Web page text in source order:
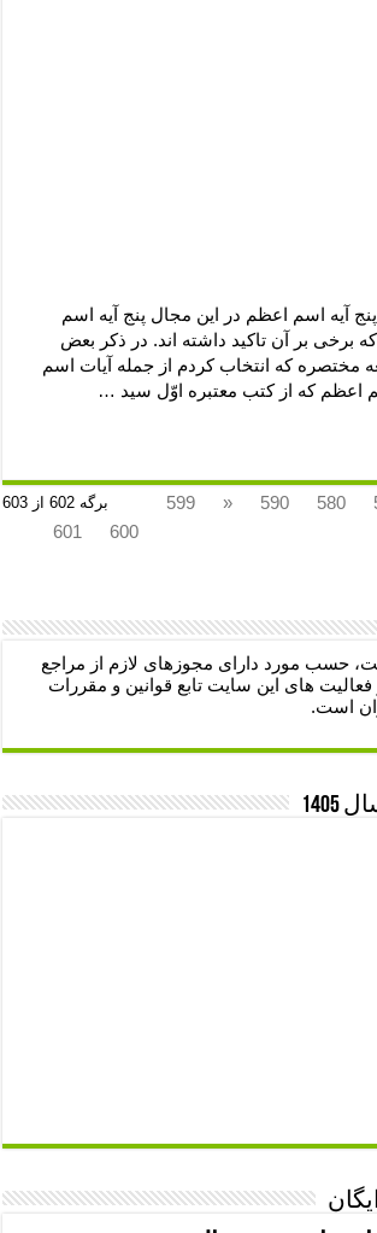
آیه اسم اعظم در این مجال پنج آیه اسم
برخی بر آن تاکید داشته اند. در ذکر بعض
مختصره که انتخاب کردم از جمله آیات اسم
اعظم که از کتب معتبره اوّل سید …
برگه 602 از 603 580
590
«
599
600
601
حسب مورد دارای مجوزهای لازم از مراجع
های این سایت تابع قوانین و مقررات
است.